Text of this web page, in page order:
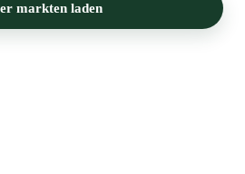
markten laden